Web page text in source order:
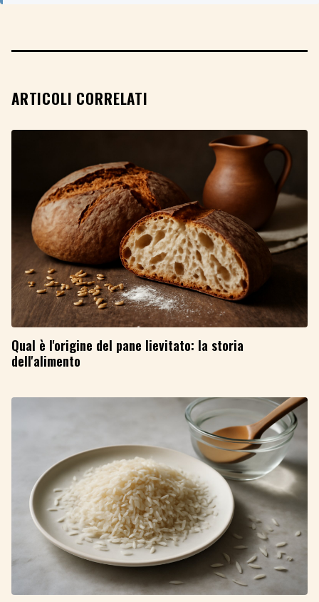
ARTICOLI CORRELATI
Qual è l'origine del pane lievitato: la storia
dell'alimento